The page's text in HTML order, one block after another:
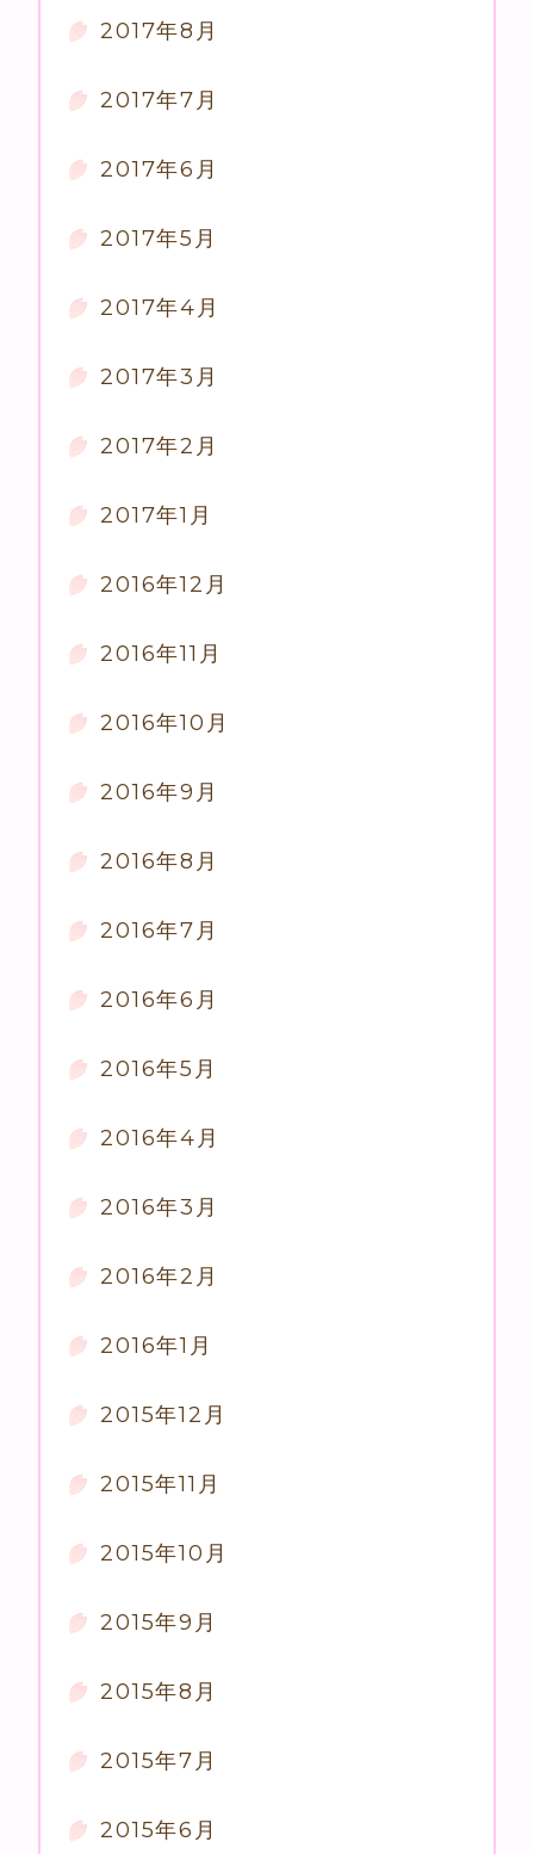
2017年8月
2017年7月
2017年6月
2017年5月
2017年4月
2017年3月
2017年2月
2017年1月
2016年12月
2016年11月
2016年10月
2016年9月
2016年8月
2016年7月
2016年6月
2016年5月
2016年4月
2016年3月
2016年2月
2016年1月
2015年12月
2015年11月
2015年10月
2015年9月
2015年8月
2015年7月
2015年6月